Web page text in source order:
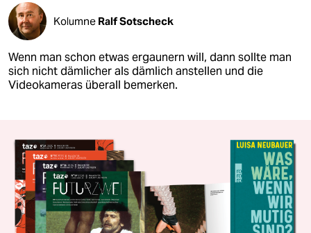
Kolumne Ralf Sotscheck
Wenn man schon etwas ergaunern will, dann sollte man
sich nicht dämlicher als dämlich anstellen und die
Videokameras überall bemerken.